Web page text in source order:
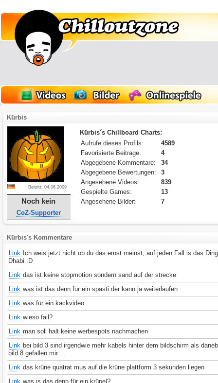
Kürbis
Beitritt: 04.06.2009
Noch kein
CoZ-Supporter
Kürbis´s Chillboard Charts:
Aufrufe dieses Profils:
4589
Favorisierte Beiträge:
4
Abgegebene Kommentare:
34
Abgegebene Bewertungen:
3
Angesehene Videos:
839
Gespielte Games:
13
Angesehene Bilder:
7
Kürbis's Kommentare
Link Ich weis jetzt nicht ob du das ernst meinst, auf jeden Fall is das
Dhabi :D
Link das ist keine stopmotion sondern sand auf der strecke
Link was ist das denn für ein spasti der kann ja weiterlaufen
Link was für ein kackvideo
Link wieso fail?
Link man soll halt keine werbespots nachmachen
Link bei bild 3 sind irgendwie mehr kabels hinter dem bildschirm als
bild 8 gefallen mir ...
Link das krüne quatrat mus auf die krüne plattform 3 sekunden liegen
Link was is das denn für ein krüpel?